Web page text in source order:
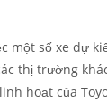
một số xe dự
thị trường
hoạt của